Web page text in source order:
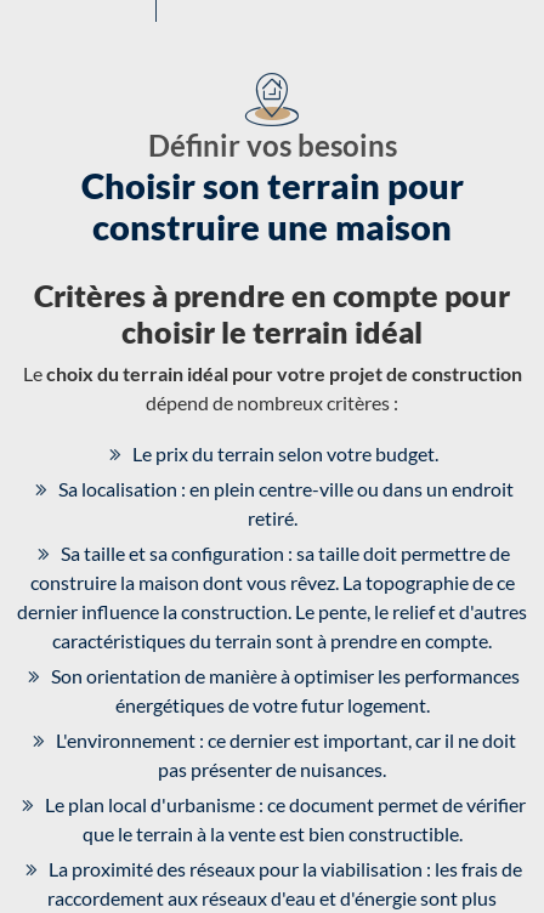
Définir vos besoins
Choisir son terrain pour
construire une maison
Critères à prendre en compte pour
choisir le terrain idéal
Lechoix du terrain idéal pour votre projet de construction
dépend de nombreux critères :
Le prix du terrain selon votre budget.
Sa localisation : en plein centre-ville ou dans un endroit
retiré.
Sa taille et sa configuration : sa taille doit permettre de
construire la maison dont vous rêvez. La topographie de ce
dernier influence la construction. Le pente, le relief et d'autres
caractéristiques du terrain sont à prendre en compte.
Son orientation de manière à optimiser les performances
énergétiques de votre futur logement.
L'environnement : ce dernier est important, car il ne doit
pas présenter de nuisances.
Le plan local d'urbanisme : ce document permet de vérifier
que le terrain à la vente est bien constructible.
La proximité des réseaux pour la viabilisation : les frais de
raccordement aux réseaux d'eau et d'énergie sont plus